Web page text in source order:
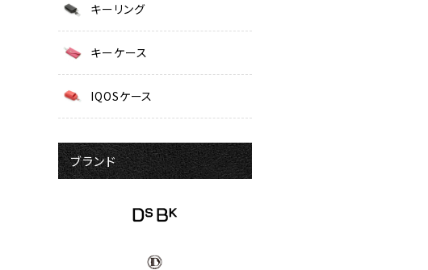
キーリング
キーケース
IQOSケース
ブランド